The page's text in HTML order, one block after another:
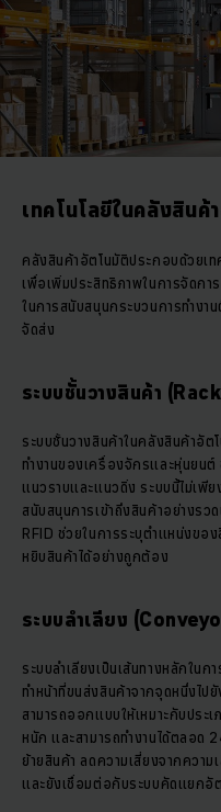
เทคโนโลยีในคลังสินค้
คลังสินค้าอัตโนมัติประกอบด้วยเท
เพื่อเพิ่มประสิทธิภาพในการจัดก
ในการสนับสนุนกระบวนการทำงา
จัดส่ง
ระบบชั้นวางสินค้า
ระบบชั้นวางสินค้าในคลังสินค้าอัต
ทำงานของเครื่องจักรและหุ่นยน
แนวราบและแนวดิ่ง ระบบนี้ไม่เพี
สนับสนุนการเข้าถึงสินค้าอย่างรว
RFID ช่วยในการระบุตำแหน่งขอ
หยิบสินค้าได้อย่างถูกต้อง
ระบบลำเลียง
ระบบลำเลียงเป็นเส้นทางหลักใน
ทำหน้าที่ขนส่งสินค้าจากจุดหนึ่งไป
สามารถออกแบบให้เหมาะกับประ
หนัก และสามารถทำงานได้ตลอด
ย้ายสินค้า ลดความเสี่ยงจากความ
และยังเชื่อมต่อกับระบบคัดแยกอั